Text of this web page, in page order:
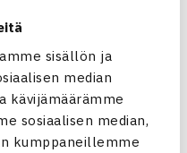
sisällön ja
median
kävijämäärämme
sosiaalisen median,
kumppaneillemme